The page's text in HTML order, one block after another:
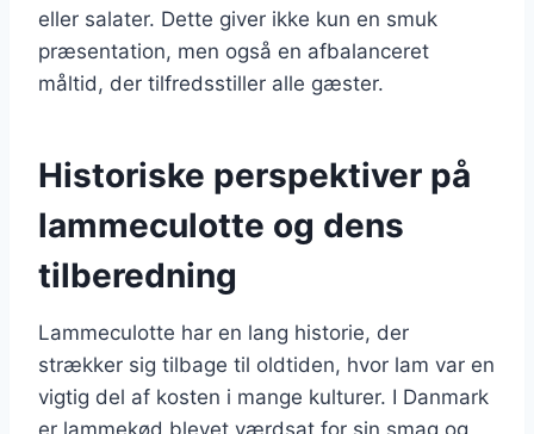
eller salater. Dette giver ikke kun en smuk
præsentation, men også en afbalanceret
måltid, der tilfredsstiller alle gæster.
Historiske perspektiver på
lammeculotte og dens
tilberedning
Lammeculotte har en lang historie, der
strækker sig tilbage til oldtiden, hvor lam var en
vigtig del af kosten i mange kulturer. I Danmark
er lammekød blevet værdsat for sin smag og